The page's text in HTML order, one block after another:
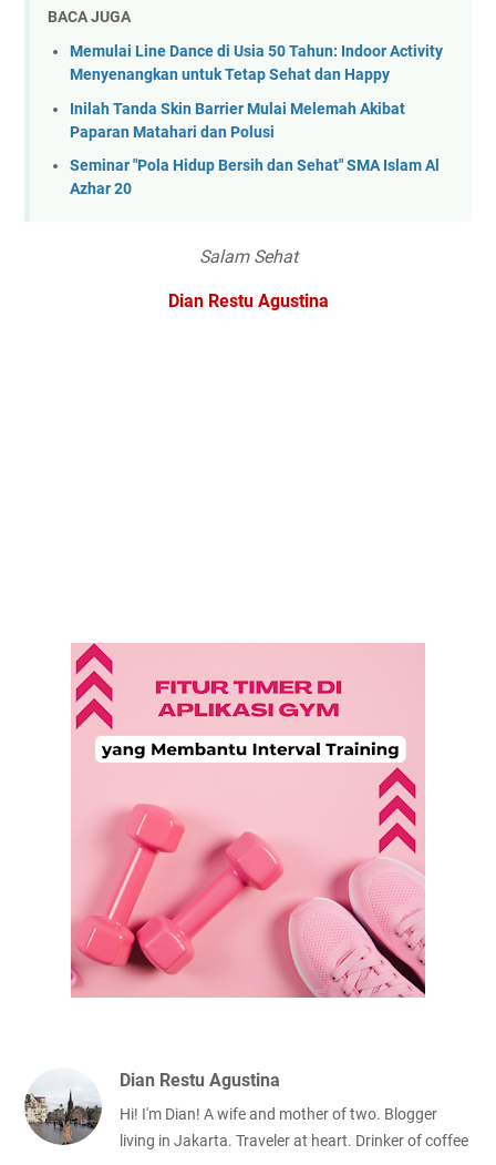
BACA JUGA
Memulai Line Dance di Usia 50 Tahun: Indoor Activity
Menyenangkan untuk Tetap Sehat dan Happy
Inilah Tanda Skin Barrier Mulai Melemah Akibat
Paparan Matahari dan Polusi
Seminar "Pola Hidup Bersih dan Sehat" SMA Islam Al
Azhar 20
Salam Sehat
Dian Restu Agustina
Dian Restu Agustina
Hi! I'm Dian! A wife and mother of two. Blogger
living in Jakarta. Traveler at heart. Drinker of coffee